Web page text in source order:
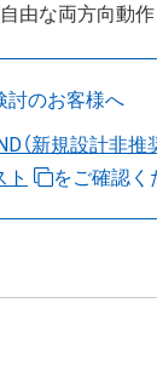
由な両方向動作
討のお客様へ
（新規設計非推
ト
をご確認く